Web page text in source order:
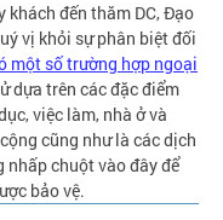
khách đến thăm DC, Đạo
vị khỏi sự phân biệt đối
một số trường hợp ngoại
dựa trên các đặc điểm
việc làm, nhà ở và
cũng như là các dịch
nhấp chuột vào đây để
bảo vệ.